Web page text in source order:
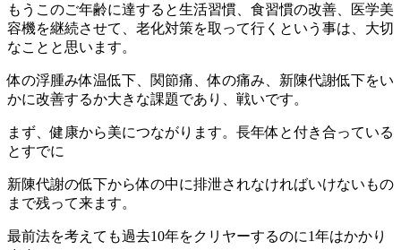
もうこのご年齢に達すると生活習慣、食習慣の改善、医学美
容機を継続させて、老化対策を取って行くという事は、大切
なことと思います。
体の浮腫み体温低下、関節痛、体の痛み、新陳代謝低下をい
かに改善するか大きな課題であり、戦いです。
まず、健康から美につながります。長年体と付き合っている
とすでに
新陳代謝の低下から体の中に排泄されなければいけないもの
まで残って来ます。
最前法を考えても過去10年をクリヤーするのに1年はかかり